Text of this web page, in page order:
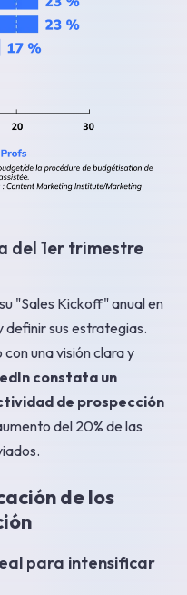
del 1er trimestre
"Sales Kickoff" anual en
definir sus estrategias.
una visión clara y
constata un
de prospección
del 20% de las
de los
para intensificar